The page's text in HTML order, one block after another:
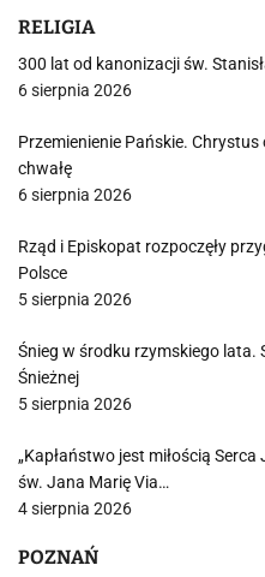
RELIGIA
300 lat od kanonizacji św.
6 sierpnia 2026
Przemienienie Pańskie.
chwałę
6 sierpnia 2026
Rząd i Episkopat rozpoczęły
Polsce
5 sierpnia 2026
Śnieg w środku rzymskiego lata.
Śnieżnej
5 sierpnia 2026
„Kapłaństwo jest miłością
św. Jana Marię Via…
4 sierpnia 2026
POZNAŃ